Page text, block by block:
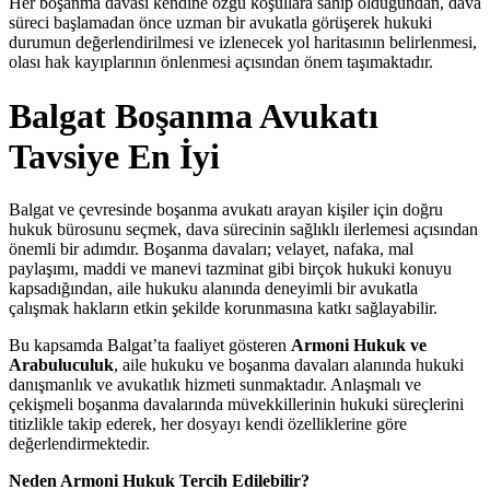
süreci başlamadan önce uzman bir avukatla görüşerek hukuki
durumun değerlendirilmesi ve izlenecek yol haritasının belirlenmesi,
olası hak kayıplarının önlenmesi açısından önem taşımaktadır.
Balgat Boşanma Avukatı
Tavsiye En İyi
Balgat ve çevresinde boşanma avukatı arayan kişiler için doğru
hukuk bürosunu seçmek, dava sürecinin sağlıklı ilerlemesi açısından
önemli bir adımdır. Boşanma davaları; velayet, nafaka, mal
paylaşımı, maddi ve manevi tazminat gibi birçok hukuki konuyu
kapsadığından, aile hukuku alanında deneyimli bir avukatla
çalışmak hakların etkin şekilde korunmasına katkı sağlayabilir.
Bu kapsamda Balgat’ta faaliyet gösteren Armoni Hukuk ve
Arabuluculuk, aile hukuku ve boşanma davaları alanında hukuki
danışmanlık ve avukatlık hizmeti sunmaktadır. Anlaşmalı ve
çekişmeli boşanma davalarında müvekkillerinin hukuki süreçlerini
titizlikle takip ederek, her dosyayı kendi özelliklerine göre
değerlendirmektedir.
Neden Armoni Hukuk Tercih Edilebilir?